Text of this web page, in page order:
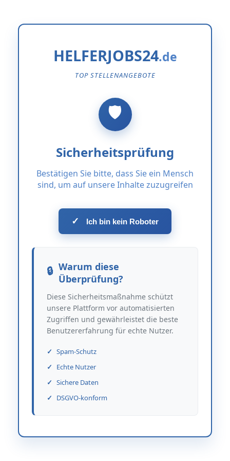
HELFERJOBS24
TOP STELLENANGEBOTE
Sicherheitsprüfung
Bestätigen Sie bitte, dass Sie ein Mensch
sind, um auf unsere Inhalte zuzugreifen
✓ Ich bin kein Roboter
Warum diese
Überprüfung?
Diese Sicherheitsmaßnahme schützt
unsere Plattform vor automatisierten
Zugriffen und gewährleistet die beste
Benutzererfahrung für echte Nutzer.
Spam-Schutz
Echte Nutzer
Sichere Daten
DSGVO-konform